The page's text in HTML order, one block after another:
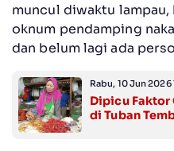
muncul diwaktu
oknum pendamping
dan belum lagi ada
Rabu, 10 Jun 2026
Dipicu Faktor
di Tuban